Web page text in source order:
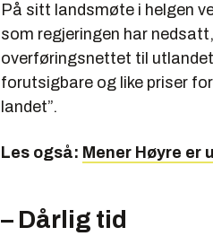
På sitt landsmøte i helgen
som regjeringen har
overføringsnettet til
forutsigbare og like priser
landet”.
Les også: Mener Høyre
– Dårlig tid